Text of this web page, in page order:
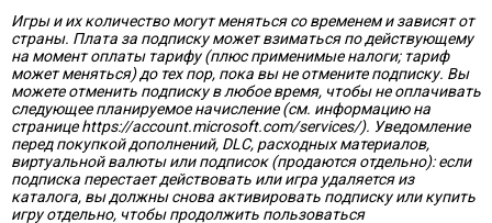
Игры и их количество могут меняться со временем и зависят от
страны. Плата за подписку может взиматься по действующему
на момент оплаты тарифу (плюс применимые налоги; тариф
может меняться) до тех пор, пока вы не отмените подписку. Вы
можете отменить подписку в любое время, чтобы не оплачивать
следующее планируемое начисление (см. информацию на
странице https://account.microsoft.com/services/). Уведомление
перед покупкой дополнений, DLC, расходных материалов,
виртуальной валюты или подписок (продаются отдельно): если
подписка перестает действовать или игра удаляется из
каталога, вы должны снова активировать подписку или купить
игру отдельно, чтобы продолжить пользоваться